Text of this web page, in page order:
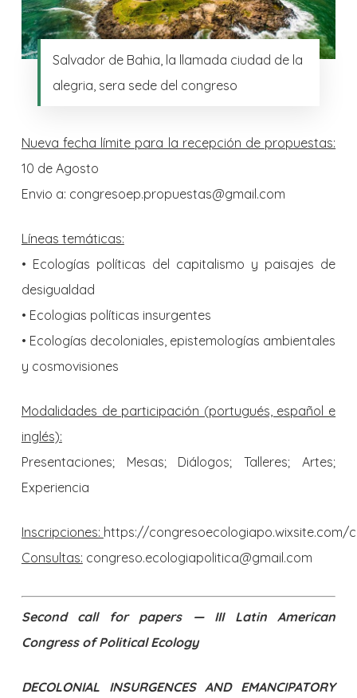
Salvador de Bahia, la llamada ciudad de la
alegria, sera sede del congreso
Nueva fecha límite para la recepción de propuestas:
10 de Agosto
Envio a: congresoep.propuestas@gmail.com
Líneas temáticas:
• Ecologías políticas del capitalismo y paisajes de
desigualdad
• Ecologias políticas insurgentes
• Ecologías decoloniales, epistemologías ambientales
y cosmovisiones
Modalidades de participación (portugués, español e
inglés):
Presentaciones; Mesas; Diálogos; Talleres; Artes;
Experiencia
Inscripciones: https://congresoecologiapo.wixsite.com/
Consultas: congreso.ecologiapolitica@gmail.com
Second call for papers — III Latin American
Congress of Political Ecology
DECOLONIAL INSURGENCES AND EMANCIPATORY